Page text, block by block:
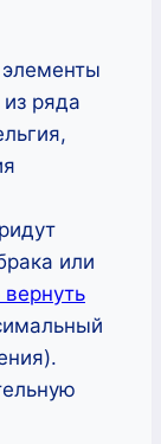
элементы
ряда
или